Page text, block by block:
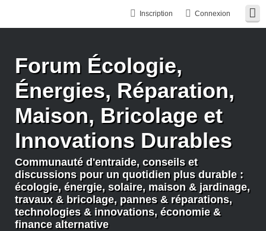
Connexion
Inscription
Forum Écologie,
Énergies, Réparation,
Maison, Bricolage et
Innovations Durables
Communauté d'entraide, conseils et
discussions pour un quotidien plus durable :
écologie, énergie, solaire, maison & jardinage,
travaux & bricolage, pannes & réparations,
technologies & innovations, économie &
finance alternative